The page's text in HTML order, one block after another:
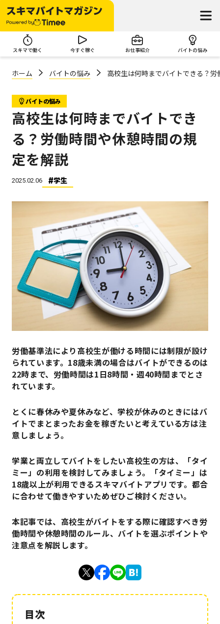
スキマで働く 今すぐ稼ぐ お仕事紹介 バイトの悩み
ホーム バイトの悩み 高校生は何時までバイトできる？
バイトの悩み
高校生は何時までバイトでき
る？労働時間や休憩時間の規
定を解説
2025.02.06 学生
労働基準法により高校生が働ける時間には制限が設け
られています。18歳未満の場合はバイトができるのは
22時まで、労働時間は1日8時間・週40時間までとさ
れています。
とくに春休みや夏休みなど、学校が休みのときにはバ
イトでまとまったお金を稼ぎたいと考えている方は注
意しましょう。
学業と両立してバイトをしたい高校生の方は、「タイ
ミー」の利用を検討してみましょう。「タイミー」は
18歳以上が利用できるスキマバイトアプリです。都合
に合わせて働きやすいためぜひご検討ください。
本記事では、高校生がバイトをする際に確認すべき労
働時間や休憩時間のルール、バイトを選ぶポイントや
注意点を解説します。